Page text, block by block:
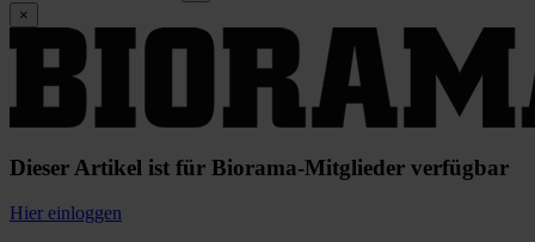
×
Dieser Artikel ist für Biorama-Mitglieder verfügbar
Hier einloggen